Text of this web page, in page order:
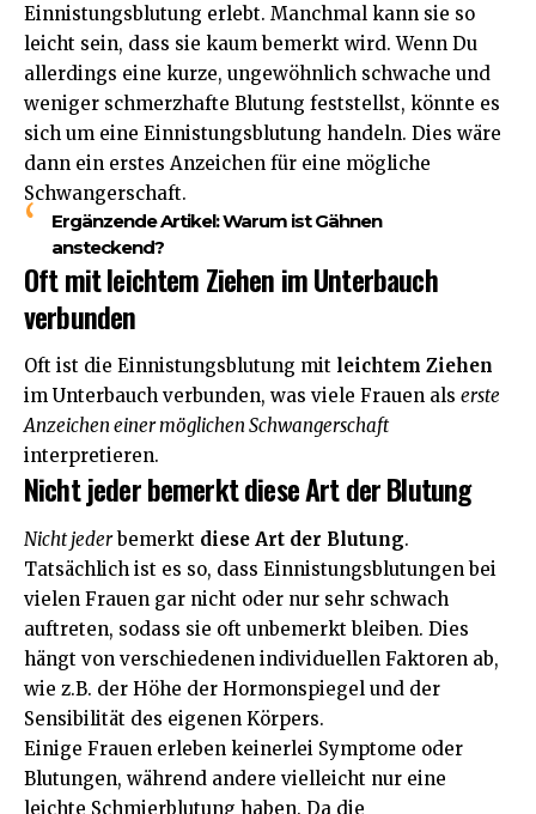
Einnistungsblutung erlebt. Manchmal kann sie so
leicht sein, dass sie kaum bemerkt wird. Wenn Du
allerdings eine kurze, ungewöhnlich schwache und
weniger schmerzhafte Blutung feststellst, könnte es
sich um eine Einnistungsblutung handeln. Dies wäre
dann ein erstes Anzeichen für eine mögliche
Schwangerschaft.
Ergänzende Artikel:Warum ist Gähnen
ansteckend?
Oft mit leichtem Ziehen im Unterbauch
verbunden
Oft ist die Einnistungsblutung mit leichtem Ziehen
im Unterbauch verbunden, was viele Frauen als erste
Anzeichen einer möglichen Schwangerschaft
interpretieren.
Nicht jeder bemerkt diese Art der Blutung
Nicht jederbemerkt diese Art der Blutung.
Tatsächlich ist es so, dass Einnistungsblutungen bei
vielen Frauen gar nicht oder nur sehr schwach
auftreten, sodass sie oft unbemerkt bleiben. Dies
hängt von verschiedenen individuellen Faktoren ab,
wie z.B. der Höhe der Hormonspiegel und der
Sensibilität des eigenen Körpers.
Einige Frauen erleben keinerlei Symptome oder
Blutungen, während andere vielleicht nur eine
leichte Schmierblutung haben. Da die